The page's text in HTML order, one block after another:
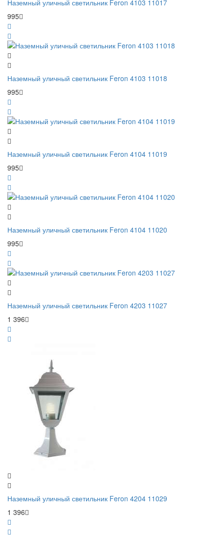
Наземный уличный светильник Feron 4103 11017
995
Наземный уличный светильник Feron 4103 11018
995
Наземный уличный светильник Feron 4104 11019
995
Наземный уличный светильник Feron 4104 11020
995
Наземный уличный светильник Feron 4203 11027
1 396
Наземный уличный светильник Feron 4204 11029
1 396